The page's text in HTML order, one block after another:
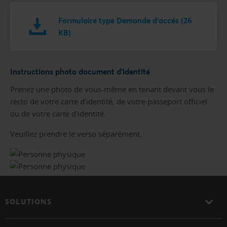
Formulaire type Demande d'accés (26
KB)
Instructions photo document d'identité
Prenez une photo de vous-même en tenant devant vous le
recto de votre carte d'identité, de votre passeport officiel
ou de votre carte d'identité.
Veuillez prendre le verso séparément.
SOLUTIONS